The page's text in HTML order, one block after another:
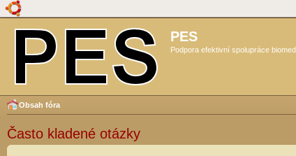
PES
Podpora efektivní spolupráce
Obsah fóra
Často kladené otázky